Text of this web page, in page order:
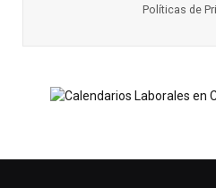
Políticas de